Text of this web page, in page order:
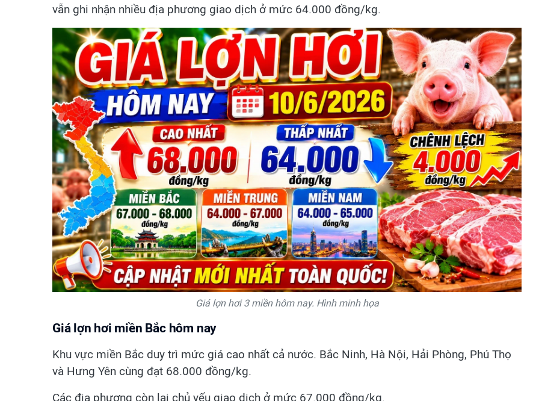
vẫn ghi nhận nhiều địa phương giao dịch ở mức 64.000 đồng/kg.
Giá lợn hơi 3 miền hôm nay. Hình minh họa
Giá lợn hơi miền Bắc hôm nay
Khu vực miền Bắc duy trì mức giá cao nhất cả nước. Bắc Ninh, Hà Nội, Hải Phòng, Phú Thọ
và Hưng Yên cùng đạt 68.000 đồng/kg.
Các địa phương còn lại chủ yếu giao dịch ở mức 67.000 đồng/kg.